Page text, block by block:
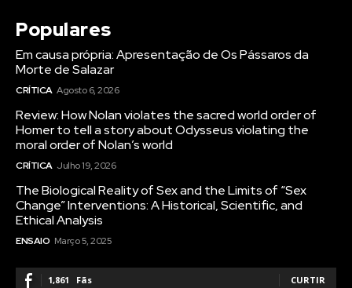
Populares
Em causa própria: Apresentação de Os Pássaros da
Morte de Salazar
CRÍTICA Agosto 6, 2026
Review: How Nolan violates the sacred world order of
Homer to tell a story about Odysseus violating the
moral order of Nolan’s world
CRÍTICA Julho 19, 2026
The Biological Reality of Sex and the Limits of “Sex
Change” Interventions: A Historical, Scientific, and
Ethical Analysis
ENSAIO Março 5, 2025
1,861 Fãs CURTIR